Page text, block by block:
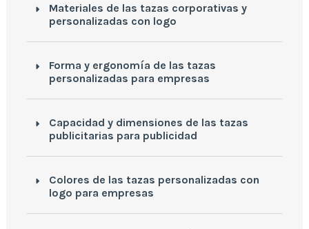
Materiales de las tazas corporativas y
personalizadas con logo
Forma y ergonomía de las tazas
personalizadas para empresas
Capacidad y dimensiones de las tazas
publicitarias para publicidad
Colores de las tazas personalizadas con
logo para empresas